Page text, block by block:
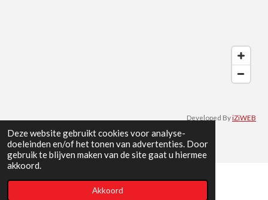
Deze website gebruikt cookies voor analyse-
doeleinden en/of het tonen van advertenties. Door
gebruik te blijven maken van de site gaat u hiermee
akkoord.
Akkoord
Developed ByiZiWEB
© 2022 - 2026 Teun van Pelt sport